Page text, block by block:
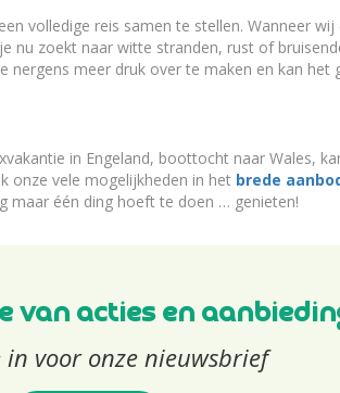
volledige reis samen te stellen. Wanneer
zoekt naar witte stranden, rust of
meer druk over te maken en kan het
in Engeland, boottocht naar Wales,
onze vele mogelijkheden in het brede
maar één ding hoeft te doen … genieten!
van acties en
voor onze nieuwsbrief